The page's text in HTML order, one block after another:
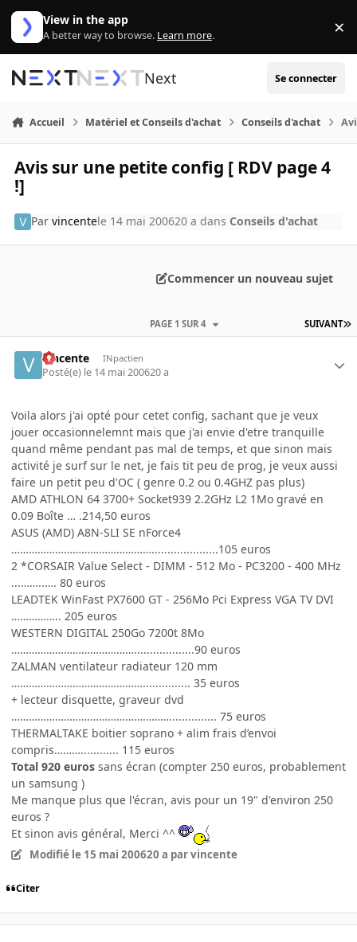
Aller au contenu
View in the app
A better way to browse. Learn more. ×
Next Se connecter
Accueil Matériel et Conseils d'achat Conseils d'achat
Avis sur une petite config [ RDV page 4
!]
Parvincentele 14 mai 200620 a dans Conseils d'achat
Commencer un nouveau sujet
SUIVANT
PAGE 1 SUR 4
vincente INpactien
Posté(e) le 14 mai 200620 a
Voila alors j'ai opté pour cetet config, sachant que je veux
jouer occasionnelemnt mais que j'ai envie d'etre tranquille
quand même pendant pas mal de temps, et que sinon mais
activité je surf sur le net, je fais tit peu de prog, je veux aussi
faire un petit peu d'OC ( genre 0.2 ou 0.4GHZ pas plus)
AMD ATHLON 64 3700+ Socket939 2.2GHz L2 1Mo gravé en
0.09 Boîte … .214,50 euros
ASUS (AMD) A8N-SLI SE nForce4
………………………………………….....................105 euros
2 *CORSAIR Value Select - DIMM - 512 Mo - PC3200 - 400 MHz
...……..…. 80 euros
LEADTEK WinFast PX7600 GT - 256Mo Pci Express VGA TV DVI
…………….. 205 euros
WESTERN DIGITAL 250Go 7200t 8Mo
……………………………………...................90 euros
ZALMAN ventilateur radiateur 120 mm
………………………………………............... 35 euros
+ lecteur disquette, graveur dvd
………………………………………………............... 75 euros
THERMALTAKE boitier soprano + alim frais d’envoi
compris………............ 115 euros
Total 920 euros sans écran (compter 250 euros, probablement
un samsung )
Me manque plus que l'écran, avis pour un 19" d'environ 250
euros ?
Et sinon avis général, Merci ^^
Modifié le 15 mai 200620 a par vincente
Citer